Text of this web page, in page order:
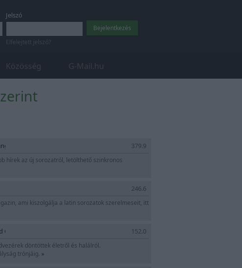
Jelszó
Elfelejtett jelszó?
Közösség G-Mail.hu
379.9
és Korra Legendája
hírek az új sorozatról, letölthető szinkronos
246.6
ami kiszolgálja a latin sorozatok szerelmeseit, itt
152.0
döntöttek életről és halálról.
trónjáig. »